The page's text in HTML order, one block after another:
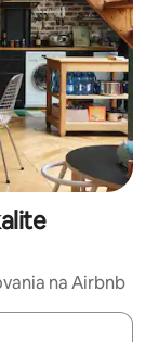
na Airbnb